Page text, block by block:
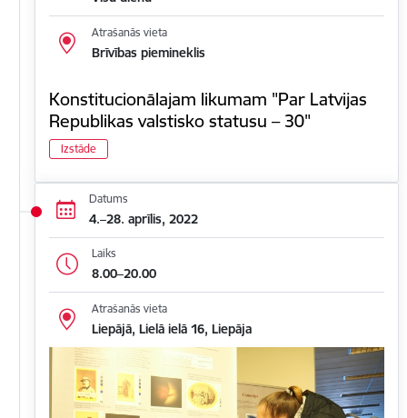
Atrašanās vieta
Brīvības piemineklis
Konstitucionālajam likumam "Par Latvijas
Republikas valstisko statusu – 30"
Izstāde
Datums
4.–28. aprīlis, 2022
Laiks
8.00–20.00
Atrašanās vieta
Liepājā, Lielā ielā 16, Liepāja